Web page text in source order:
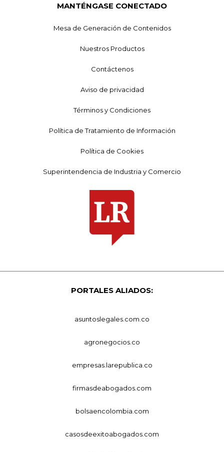
MANTÉNGASE CONECTADO
Mesa de Generación de Contenidos
Nuestros Productos
Contáctenos
Aviso de privacidad
Términos y Condiciones
Política de Tratamiento de Información
Política de Cookies
Superintendencia de Industria y Comercio
PORTALES ALIADOS:
asuntoslegales.com.co
agronegocios.co
empresas.larepublica.co
firmasdeabogados.com
bolsaencolombia.com
casosdeexitoabogados.com